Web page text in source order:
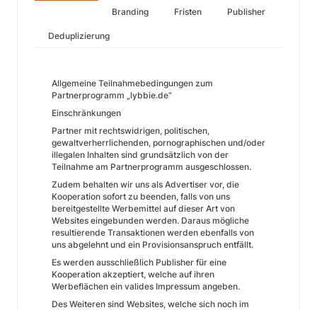
Branding Fristen Publisher
Deduplizierung
Allgemeine Teilnahmebedingungen zum
Partnerprogramm „lybbie.de“
Einschränkungen
Partner mit rechtswidrigen, politischen,
gewaltverherrlichenden, pornographischen und/oder
illegalen Inhalten sind grundsätzlich von der
Teilnahme am Partnerprogramm ausgeschlossen.
Zudem behalten wir uns als Advertiser vor, die
Kooperation sofort zu beenden, falls von uns
bereitgestellte Werbemittel auf dieser Art von
Websites eingebunden werden. Daraus mögliche
resultierende Transaktionen werden ebenfalls von
uns abgelehnt und ein Provisionsanspruch entfällt.
Es werden ausschließlich Publisher für eine
Kooperation akzeptiert, welche auf ihren
Werbeflächen ein valides Impressum angeben.
Des Weiteren sind Websites, welche sich noch im